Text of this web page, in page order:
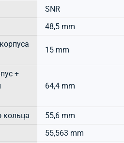
SNR
48,5 mm
15 mm
+
64,4 mm
кольца
55,6 mm
55,563 mm